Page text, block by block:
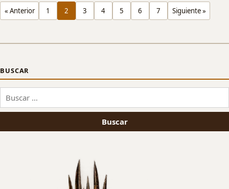
« Anterior 1 2 3 4 5 6 7 Siguiente »
BUSCAR
Buscar: